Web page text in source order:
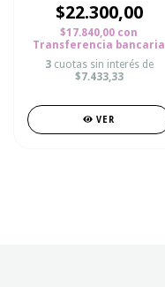
$22.300,00
$17.840,00 con
Transferencia bancaria
3 cuotas sin interés de
$7.433,33
VER